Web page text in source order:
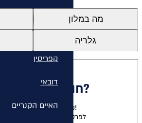
איי יוון
קפריסין
דובאי
האיים הקנריים
מה במלון
גלריה
חולמים להתארח כאן?
נשמח להגשים לכם את החלום!
לפרטים על חבילות למלון זה